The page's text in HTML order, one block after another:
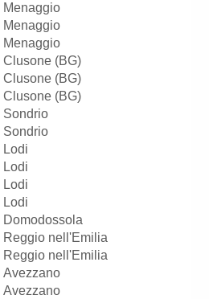
Menaggio
Menaggio
Menaggio
Clusone (BG)
Clusone (BG)
Clusone (BG)
Sondrio
Sondrio
Lodi
Lodi
Lodi
Lodi
Domodossola
Reggio nell'Emilia
Reggio nell'Emilia
Avezzano
Avezzano